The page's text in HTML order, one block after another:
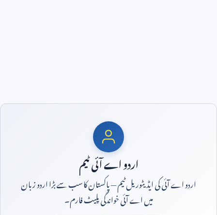
اردو اے آئی ٹیم
اردو اے آئی کی ایڈیٹوریل ٹیم — پاکستان کا سب سے بڑا اردو زبان
میں اے آئی خواندگی پلیٹ فارم۔